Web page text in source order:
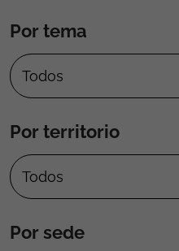
Por tema
Por territorio
Por sede